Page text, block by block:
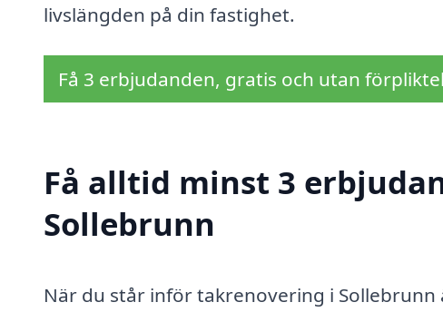
livslängden på din fastighet.
Få 3 erbjudanden, gratis och utan
Få alltid minst 3
Sollebrunn
När du står inför takrenovering i